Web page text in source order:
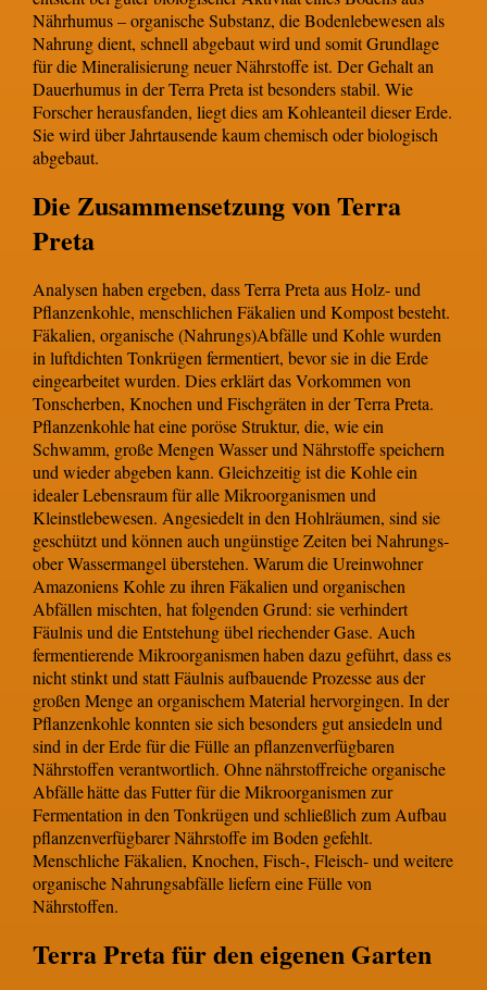
Nährhumus – organische Substanz, die Bodenlebewesen als
Nahrung dient, schnell abgebaut wird und somit Grundlage
für die Mineralisierung neuer Nährstoffe ist. Der Gehalt an
Dauerhumus in der Terra Preta ist besonders stabil. Wie
Forscher herausfanden, liegt dies am Kohleanteil dieser Erde.
Sie wird über Jahrtausende kaum chemisch oder biologisch
abgebaut.
Die Zusammensetzung von Terra
Preta
Analysen haben ergeben, dass Terra Preta aus Holz- und
Pflanzenkohle, menschlichen Fäkalien und Kompost besteht.
Fäkalien, organische (Nahrungs)Abfälle und Kohle wurden
in luftdichten Tonkrügen fermentiert, bevor sie in die Erde
eingearbeitet wurden. Dies erklärt das Vorkommen von
Tonscherben, Knochen und Fischgräten in der Terra Preta.
Pflanzenkohlehat eine poröse Struktur, die, wie ein
Schwamm, große Mengen Wasser und Nährstoffe speichern
und wieder abgeben kann. Gleichzeitig ist die Kohle ein
idealer Lebensraum für alle Mikroorganismen und
Kleinstlebewesen. Angesiedelt in den Hohlräumen, sind sie
geschützt und können auch ungünstige Zeiten bei Nahrungs-
ober Wassermangel überstehen. Warum die Ureinwohner
Amazoniens Kohle zu ihren Fäkalien und organischen
Abfällen mischten, hat folgenden Grund: sie verhindert
Fäulnis und die Entstehung übel riechender Gase. Auch
fermentierende Mikroorganismenhaben dazu geführt, dass es
nicht stinkt und statt Fäulnis aufbauende Prozesse aus der
großen Menge an organischem Material hervorgingen. In der
Pflanzenkohle konnten sie sich besonders gut ansiedeln und
sind in der Erde für die Fülle an pflanzenverfügbaren
Nährstoffen verantwortlich. Ohnenährstoffreiche organische
Abfällehätte das Futter für die Mikroorganismen zur
Fermentation in den Tonkrügen und schließlich zum Aufbau
pflanzenverfügbarer Nährstoffe im Boden gefehlt.
Menschliche Fäkalien, Knochen, Fisch-, Fleisch- und weitere
organische Nahrungsabfälle liefern eine Fülle von
Nährstoffen.
Terra Preta für den eigenen Garten